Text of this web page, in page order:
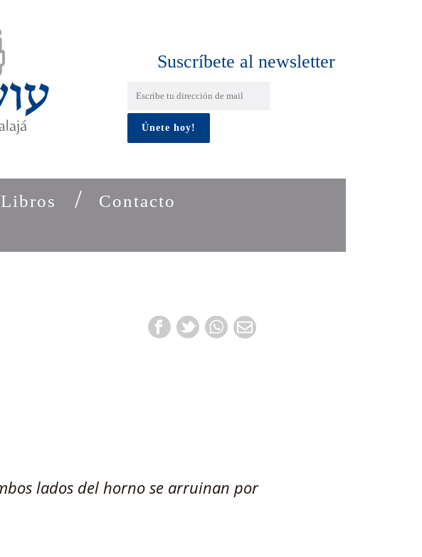
Suscríbete al newsletter
Libros Contacto
lados del horno se arruinan por